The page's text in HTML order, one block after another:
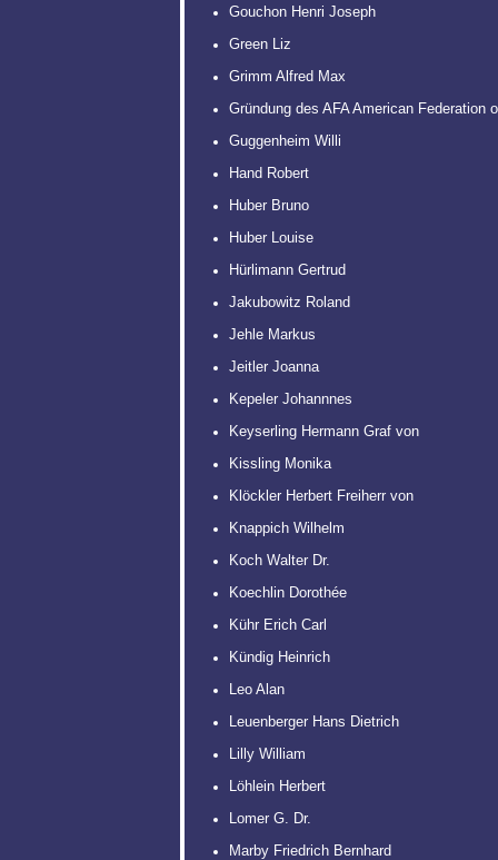
Gouchon Henri Joseph
Green Liz
Grimm Alfred Max
Gründung des AFA American Federation
Guggenheim Willi
Hand Robert
Huber Bruno
Huber Louise
Hürlimann Gertrud
Jakubowitz Roland
Jehle Markus
Jeitler Joanna
Kepeler Johannnes
Keyserling Hermann Graf von
Kissling Monika
Klöckler Herbert Freiherr von
Knappich Wilhelm
Koch Walter Dr.
Koechlin Dorothée
Kühr Erich Carl
Kündig Heinrich
Leo Alan
Leuenberger Hans Dietrich
Lilly William
Löhlein Herbert
Lomer G. Dr.
Marby Friedrich Bernhard